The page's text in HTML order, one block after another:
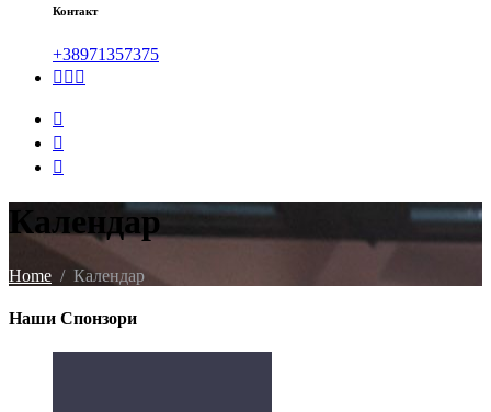
Контакт
+38971357375
Календар
Home Календар
Наши Спонзори